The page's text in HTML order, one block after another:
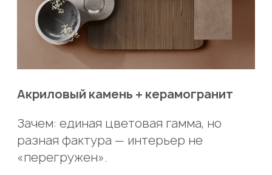
Акриловый камень + керамогранит
Зачем: единая цветовая гамма, но
разная фактура — интерьер не
«перегружен».